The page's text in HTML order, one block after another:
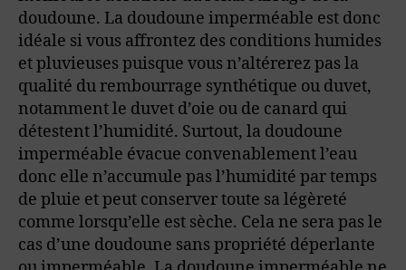
doudoune. La doudoune imperméable est donc
idéale si vous affrontez des conditions humides
et pluvieuses puisque vous n’altérerez pas la
qualité du rembourrage synthétique ou duvet,
notamment le duvet d’oie ou de canard qui
détestent l’humidité. Surtout, la doudoune
imperméable évacue convenablement l’eau
donc elle n’accumule pas l’humidité par temps
de pluie et peut conserver toute sa légèreté
comme lorsqu’elle est sèche. Cela ne sera pas le
cas d’une doudoune sans propriété déperlante